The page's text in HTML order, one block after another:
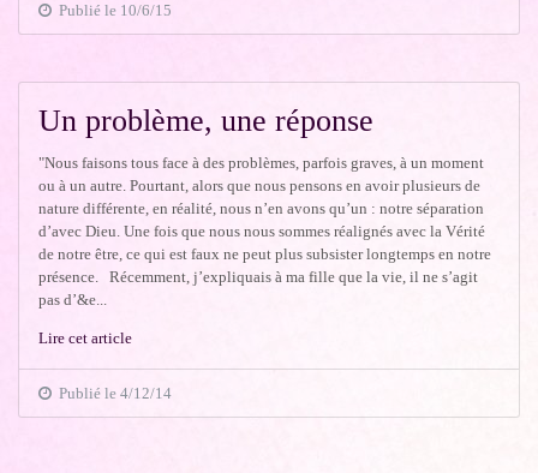
Publié le 10/6/15
Un problème, une réponse
"Nous faisons tous face à des problèmes, parfois graves, à un moment
ou à un autre. Pourtant, alors que nous pensons en avoir plusieurs de
nature différente, en réalité, nous n’en avons qu’un : notre séparation
d’avec Dieu. Une fois que nous nous sommes réalignés avec la Vérité
de notre être, ce qui est faux ne peut plus subsister longtemps en notre
présence. Récemment, j’expliquais à ma fille que la vie, il ne s’agit
pas d’&e...
Lire cet article
Publié le 4/12/14